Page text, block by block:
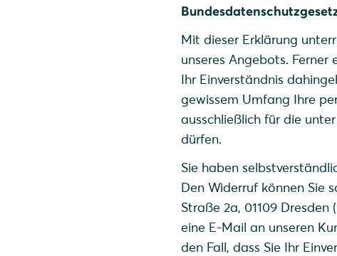
Mit dieser Erklärung
unseres Angebots.
Ihr Einverständnis
gewissem Umfang Ihre
ausschließlich für die
dürfen.
Sie haben
Den Widerruf können Sie
Straße 2a, 01109 Dresden
eine E-Mail an unseren
den Fall, dass Sie Ihr